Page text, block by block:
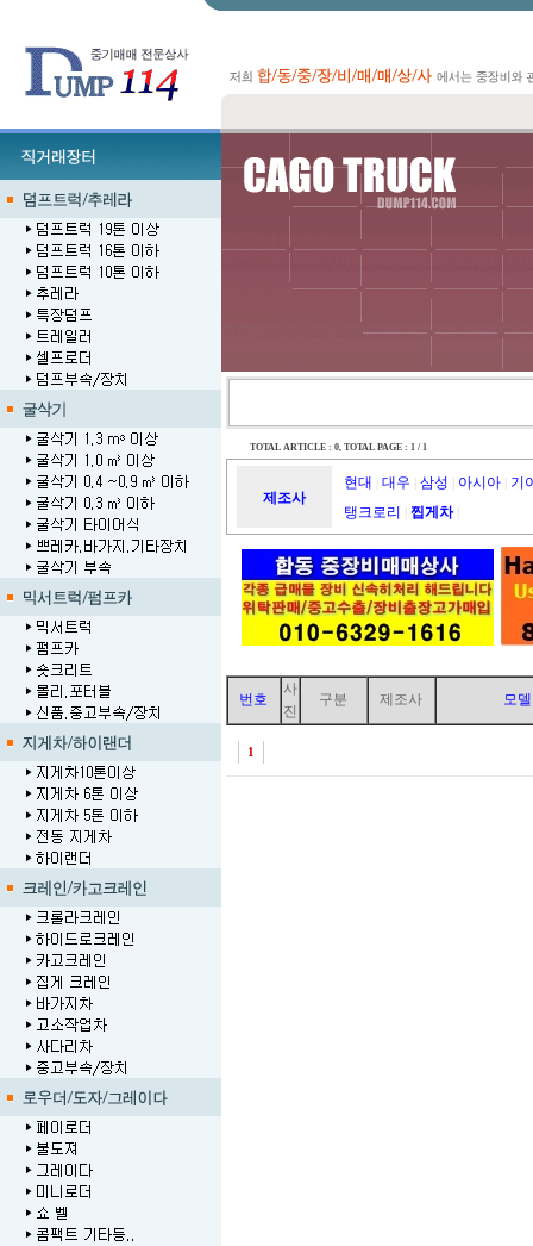
TOTAL ARTICLE : 0, TOTAL PAGE : 1 / 1
제조사
현대 대우 삼성 아시아
기
탱크로리
찝게차
번호
사
진
구분 제조사 모델
1